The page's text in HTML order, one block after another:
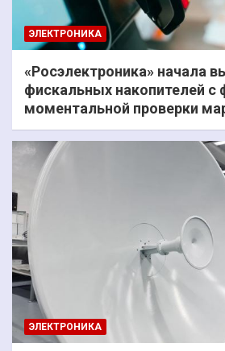
ЭЛЕКТРОНИКА
«Росэлектроника» начала
фискальных накопителей с
моментальной проверки
ЭЛЕКТРОНИКА